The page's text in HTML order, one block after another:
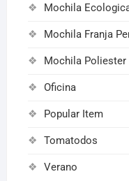
Mochila
Mochila Franja
Mochila Poliester
Oficina
Popular Item
Tomatodos
Verano